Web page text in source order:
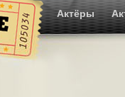
Актёры